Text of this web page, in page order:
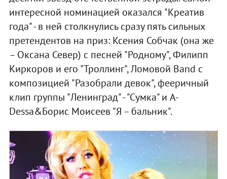
интересной номинацией оказался "Креатив
года" - в ней столкнулись сразу пять сильных
претендентов на приз: Ксения Собчак (она же
– Оксана Север) с песней "Родному", Филипп
Киркоров и его "Троллинг", Ломовой Band с
композицией "Разобрали девок", фееричный
клип группы "Ленинград" - "Сумка" и A-
Dessa&Борис Моисеев "Я – бальник".